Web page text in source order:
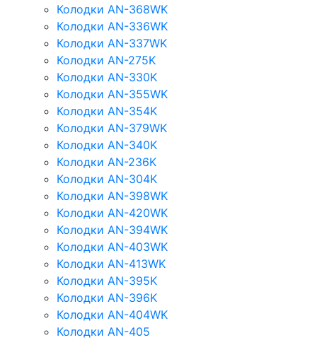
Колодки AN-368WK
Колодки AN-336WK
Колодки AN-337WK
Колодки AN-275K
Колодки AN-330K
Колодки AN-355WK
Колодки AN-354K
Колодки AN-379WK
Колодки AN-340K
Колодки AN-236K
Колодки AN-304K
Колодки AN-398WK
Колодки AN-420WK
Колодки AN-394WK
Колодки AN-403WK
Колодки AN-413WK
Колодки AN-395K
Колодки AN-396K
Колодки AN-404WK
Колодки AN-405